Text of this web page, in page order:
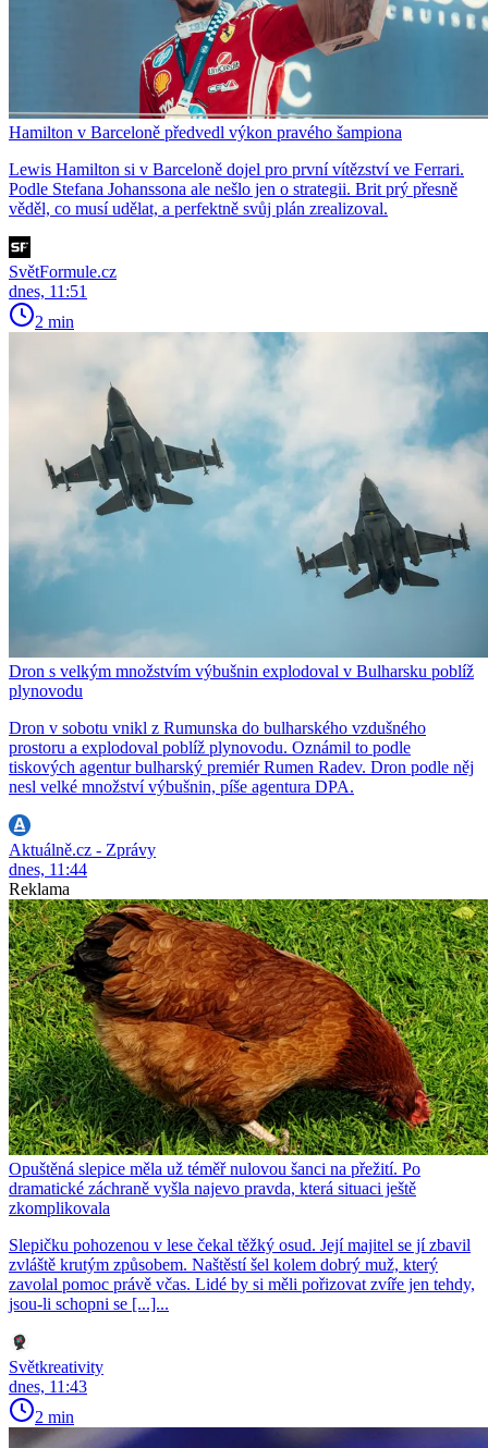
Hamilton v Barceloně předvedl výkon pravého šampiona
Lewis Hamilton si v Barceloně dojel pro první vítězství ve Ferrari.
Podle Stefana Johanssona ale nešlo jen o strategii. Brit prý přesně
věděl, co musí udělat, a perfektně svůj plán zrealizoval.
SvětFormule.cz
dnes, 11:51
2 min
Dron s velkým množstvím výbušnin explodoval v Bulharsku poblíž
plynovodu
Dron v sobotu vnikl z Rumunska do bulharského vzdušného
prostoru a explodoval poblíž plynovodu. Oznámil to podle
tiskových agentur bulharský premiér Rumen Radev. Dron podle něj
nesl velké množství výbušnin, píše agentura DPA.
Aktuálně.cz - Zprávy
dnes, 11:44
Reklama
Opuštěná slepice měla už téměř nulovou šanci na přežití. Po
dramatické záchraně vyšla najevo pravda, která situaci ještě
zkomplikovala
Slepičku pohozenou v lese čekal těžký osud. Její majitel se jí zbavil
zvláště krutým způsobem. Naštěstí šel kolem dobrý muž, který
zavolal pomoc právě včas. Lidé by si měli pořizovat zvíře jen tehdy,
jsou-li schopni se [...]...
Světkreativity
dnes, 11:43
2 min